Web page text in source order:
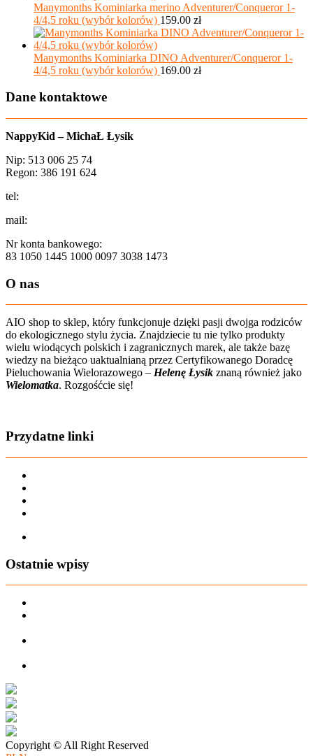
Manymonths Kominiarka merino Adventurer/Conqueror 1-
4/4,5 roku (wybór kolorów) 159.00 zł
Manymonths Kominiarka DINO Adventurer/Conqueror 1-
4/4,5 roku (wybór kolorów) 169.00 zł
Dane kontaktowe
NappyKid – MichaŁ Łysik
Nip: 513 006 25 74
Regon: 386 191 624
tel:
mail:
Nr konta bankowego:
83 1050 1445 1000 0097 3038 1473
O nas
AIO shop to sklep, który funkcjonuje dzięki pasji dwojga rodziców
do ekologicznego stylu życia. Znajdziecie tu nie tylko produkty
wielu wiodących polskich i zagranicznych marek, ale także bazę
wiedzy na bieżąco uaktualnianą przez Certyfikowanego Doradcę
Pieluchowania Wielorazowego – Helenę Łysik znaną również jako
Wielomatka. Rozgośćcie się!
Przydatne linki
Ostatnie wpisy
Copyright © All Right Reserved